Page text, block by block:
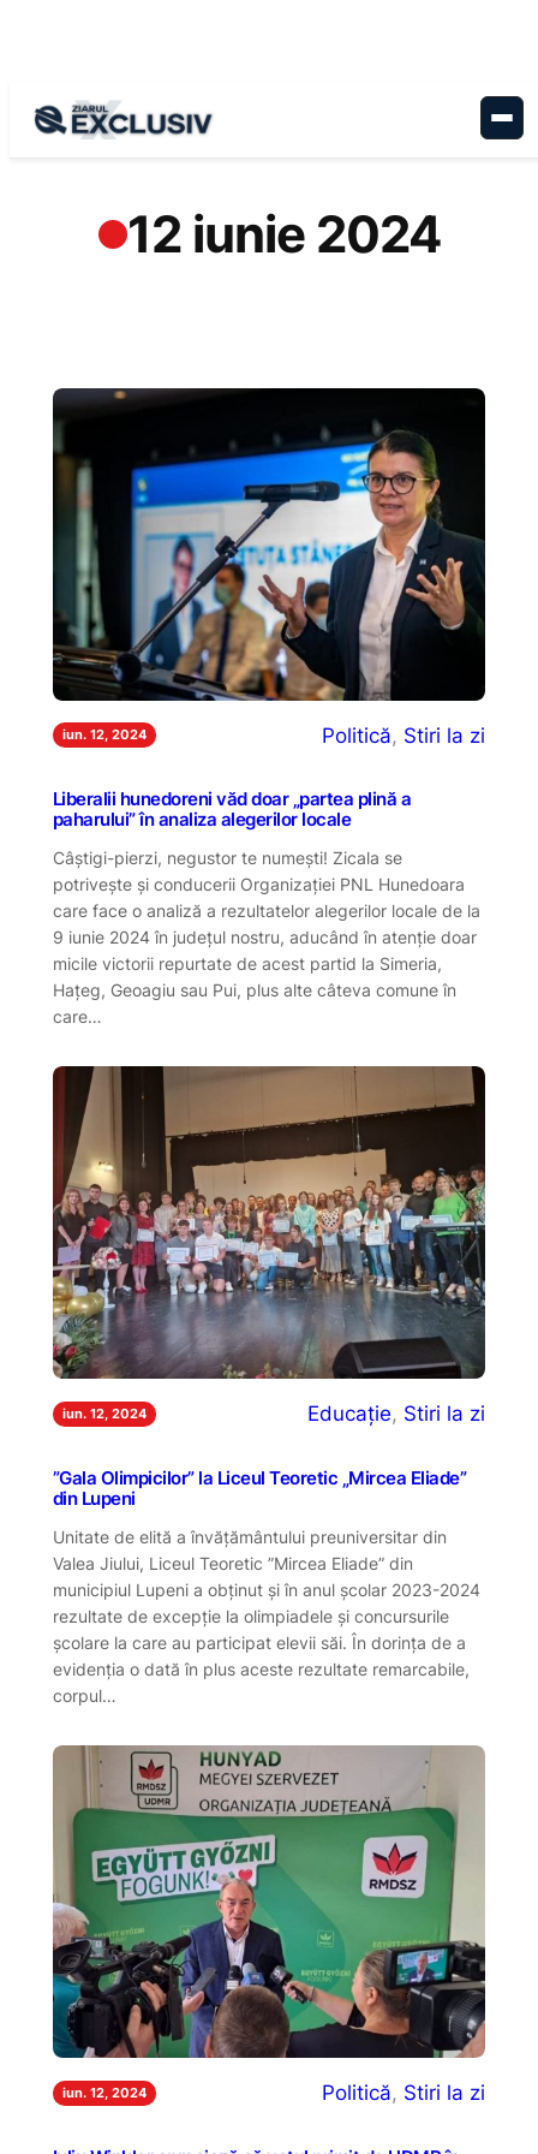
12 iunie 2024
iun. 12, 2024 Politică, Stiri la zi
Liberalii hunedoreni văd doar „partea plină a
paharului” în analiza alegerilor locale
Câștigi-pierzi, negustor te numești! Zicala se
potrivește și conducerii Organizației PNL Hunedoara
care face o analiză a rezultatelor alegerilor locale de la
9 iunie 2024 în județul nostru, aducând în atenție doar
micile victorii repurtate de acest partid la Simeria,
Hațeg, Geoagiu sau Pui, plus alte câteva comune în
care…
iun. 12, 2024 Educație, Stiri la zi
”Gala Olimpicilor” la Liceul Teoretic „Mircea Eliade”
din Lupeni
Unitate de elită a învățământului preuniversitar din
Valea Jiului, Liceul Teoretic ”Mircea Eliade” din
municipiul Lupeni a obținut și în anul școlar 2023-2024
rezultate de excepție la olimpiadele și concursurile
școlare la care au participat elevii săi. În dorința de a
evidenția o dată în plus aceste rezultate remarcabile,
corpul…
iun. 12, 2024 Politică, Stiri la zi